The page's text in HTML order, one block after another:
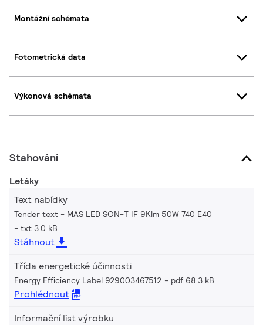
Montážní schémata
Fotometrická data
Výkonová schémata
Stahování
Letáky
Text nabídky
Tender text - MAS LED SON-T IF 9Klm 50W 740 E40
txt 3.0 kB
Stáhnout
Třída energetické účinnosti
Energy Efficiency Label 929003467512 pdf 68.3 kB
Prohlédnout
Informační list výrobku